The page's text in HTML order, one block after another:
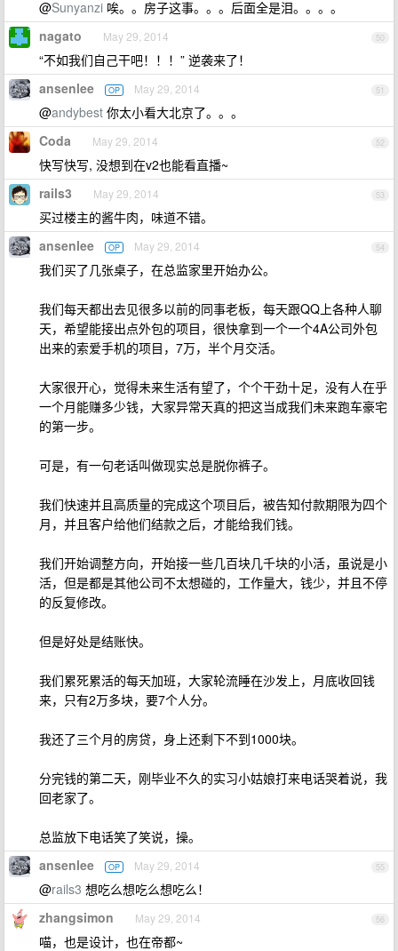
@Sunyanzi 唉。。房子这事。。。后面全是泪。。。。
50
nagato May 29, 2014
“不如我们自己干吧！！！” 逆袭来了！
51
ansenlee OP May 29, 2014
@andybest 你太小看大北京了。。。
52
Coda May 29, 2014
快写快写, 没想到在v2也能看直播~
53
rails3 May 29, 2014
买过楼主的酱牛肉，味道不错。
54
ansenlee OP May 29, 2014
我们买了几张桌子，在总监家里开始办公。
我们每天都出去见很多以前的同事老板，每天跟QQ上各种人聊
天，希望能接出点外包的项目，很快拿到一个一个4A公司外包
出来的索爱手机的项目，7万，半个月交活。
大家很开心，觉得未来生活有望了，个个干劲十足，没有人在乎
一个月能赚多少钱，大家异常天真的把这当成我们未来跑车豪宅
的第一步。
可是，有一句老话叫做现实总是脱你裤子。
我们快速并且高质量的完成这个项目后，被告知付款期限为四个
月，并且客户给他们结款之后，才能给我们钱。
我们开始调整方向，开始接一些几百块几千块的小活，虽说是小
活，但是都是其他公司不太想碰的，工作量大，钱少，并且不停
的反复修改。
但是好处是结账快。
我们累死累活的每天加班，大家轮流睡在沙发上，月底收回钱
来，只有2万多块，要7个人分。
我还了三个月的房贷，身上还剩下不到1000块。
分完钱的第二天，刚毕业不久的实习小姑娘打来电话哭着说，我
回老家了。
总监放下电话笑了笑说，操。
55
ansenlee OP May 29, 2014
@rails3 想吃么想吃么想吃么！
56
zhangsimon May 29, 2014
喵，也是设计，也在帝都~